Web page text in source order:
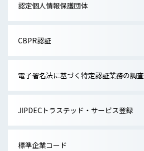
認定個人情報保護団体
CBPR認証
電子署名法に基づく特定認証業務の調査
JIPDECトラステッド・サービス登録
標準企業コード